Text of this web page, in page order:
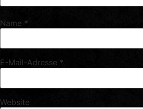
Name *
E-Mail-Adresse *
Website